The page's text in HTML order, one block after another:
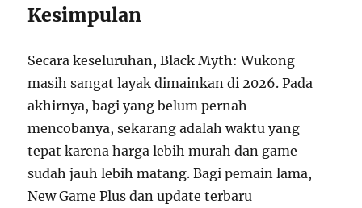
Kesimpulan
Secara keseluruhan, Black Myth: Wukong
masih sangat layak dimainkan di 2026. Pada
akhirnya, bagi yang belum pernah
mencobanya, sekarang adalah waktu yang
tepat karena harga lebih murah dan game
sudah jauh lebih matang. Bagi pemain lama,
New Game Plus dan update terbaru